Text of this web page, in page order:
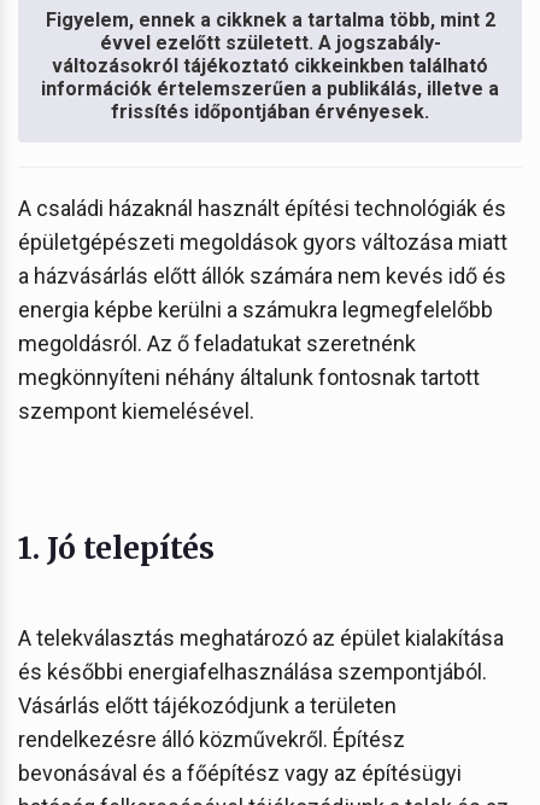
Figyelem, ennek a cikknek a tartalma több, mint 2
évvel ezelőtt született. A jogszabály-
változásokról tájékoztató cikkeinkben található
információk értelemszerűen a publikálás, illetve a
frissítés időpontjában érvényesek.
A családi házaknál használt építési technológiák és
épületgépészeti megoldások gyors változása miatt
a házvásárlás előtt állók számára nem kevés idő és
energia képbe kerülni a számukra legmegfelelőbb
megoldásról. Az ő feladatukat szeretnénk
megkönnyíteni néhány általunk fontosnak tartott
szempont kiemelésével.
1. Jó telepítés
A telekválasztás meghatározó az épület kialakítása
és későbbi energiafelhasználása szempontjából.
Vásárlás előtt tájékozódjunk a területen
rendelkezésre álló közművekről. Építész
bevonásával és a főépítész vagy az építésügyi